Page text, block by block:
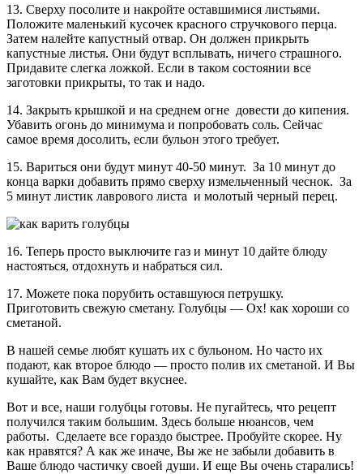
13. Сверху посолите и накройте оставшимися листьями.
Положите маленький кусочек красного стручкового перца.
Затем налейте капустный отвар. Он должен прикрыть
капустные листья. Они будут всплывать, ничего страшного.
Придавите слегка ложкой. Если в таком состоянии все
заготовки прикрыты, то так и надо.
14. Закрыть крышкой и на среднем огне довести до кипения.
Убавить огонь до минимума и попробовать соль. Сейчас
самое время досолить, если бульон этого требует.
15. Вариться они будут минут 40-50 минут. За 10 минут до
конца варки добавить прямо сверху измельченный чеснок. За
5 минут листик лаврового листа и молотый черный перец.
16. Теперь просто выключите газ и минут 10 дайте блюду
настояться, отдохнуть и набраться сил.
17. Можете пока порубить оставшуюся петрушку.
Приготовить свежую сметану. Голубцы — Ох! как хороши со
сметаной.
В нашей семье любят кушать их с бульоном. Но часто их
подают, как второе блюдо — просто полив их сметаной. И Вы
кушайте, как Вам будет вкуснее.
Вот и все, наши голубцы готовы. Не пугайтесь, что рецепт
получился таким большим. Здесь больше нюансов, чем
работы. Сделаете все гораздо быстрее. Пробуйте скорее. Ну
как нравятся? А как же иначе, Вы же не забыли добавить в
Ваше блюдо частичку своей души. И еще Вы очень старались!